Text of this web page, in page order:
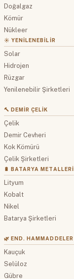
Doğalgaz
Kömür
Nükleer
☀️ YENILENEBILIR
Solar
Hidrojen
Rüzgar
Yenilenebilir Şirketleri
🔨 DEMIR ÇELIK
Çelik
Demir Cevheri
Kok Kömürü
Çelik Şirketleri
🔋 BATARYA METALLERI
Lityum
Kobalt
Nikel
Batarya Şirketleri
🌿 END. HAMMADDELER
Kauçuk
Selüloz
Gübre